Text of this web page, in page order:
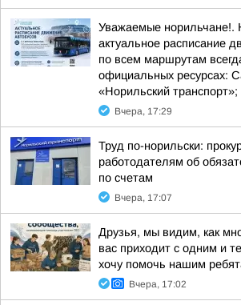
Уважаемые норильчане!.
актуальное расписание
по всем маршрутам
официальных ресурсах:
«Норильский транспорт»;
Вчера, 17:29
Труд по-норильски:
работодателям об
по счетам
Вчера, 17:07
Друзья, мы видим, как
вас приходит с одним и
хочу помочь нашим
Вчера, 17:02